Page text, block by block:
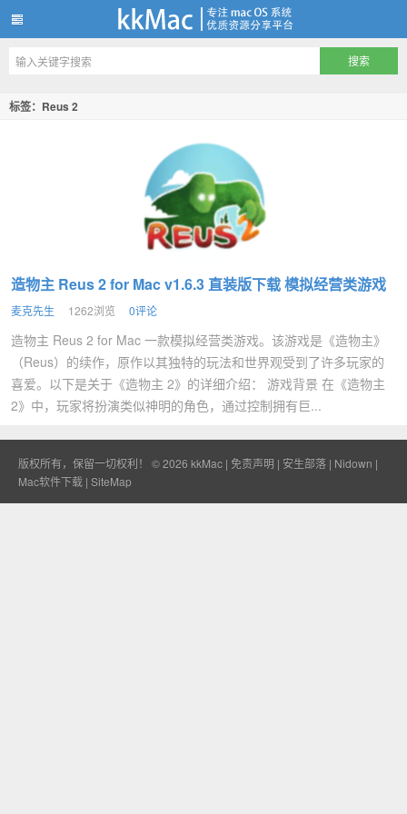
kkMac
标签：Reus 2
造物主 Reus 2 for Mac v1.6.3 直装版下载 模拟经营类游戏
麦克先生 1262浏览 0评论
造物主 Reus 2 for Mac 一款模拟经营类游戏。该游戏是《造物主》
（Reus）的续作，原作以其独特的玩法和世界观受到了许多玩家的
喜爱。以下是关于《造物主 2》的详细介绍： 游戏背景 在《造物主
2》中，玩家将扮演类似神明的角色，通过控制拥有巨...
版权所有，保留一切权利！ © 2026 kkMac | 免责声明 | 安生部落 | Nidown |
Mac软件下载 | SiteMap